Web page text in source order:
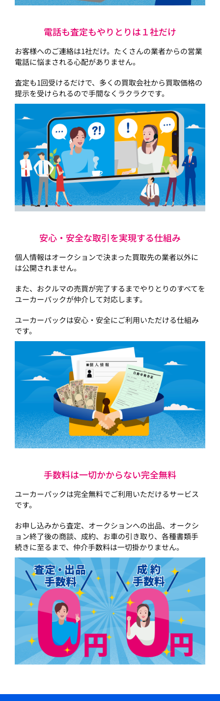
電話も査定もやりとりは１社だけ
お客様へのご連絡は1社だけ。たくさんの業者からの営業
電話に悩まされる心配がありません。
査定も1回受けるだけで、多くの買取会社から買取価格の
提示を受けられるので手間なくラクラクです。
安心・安全な取引を実現する仕組み
個人情報はオークションで決まった買取先の業者以外に
は公開されません。
また、おクルマの売買が完了するまでやりとりのすべてを
ユーカーパックが仲介して対応します。
ユーカーパックは安心・安全にご利用いただける仕組み
です。
手数料は一切かからない完全無料
ユーカーパックは完全無料でご利用いただけるサービス
です。
お申し込みから査定、オークションへの出品、オークシ
ョン終了後の商談、成約、お車の引き取り、各種書類手
続きに至るまで、仲介手数料は一切掛かりません。